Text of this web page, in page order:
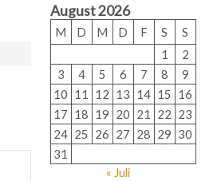
h
o
August 2026
M D M D F S
S
1
2
3
4 5 6 7 8
9
10 11 12 13 14 15 16
17 18 19 20 21 22 23
24 25 26 27 28 29 30
31
« Juli